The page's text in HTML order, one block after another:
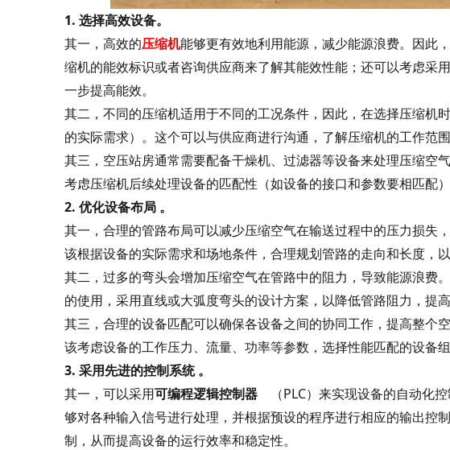
1. 选择高效设备。
其一，高效的压缩机能够更有效地利用能源，减少能源浪费。因此
缩机的能效标识或者咨询供应商来了解其能效性能；还可以考虑采用
一步提高能效。
其二，不同的压缩机适用于不同的工况条件，因此，在选择压缩机
的实际需求）。这个可以与供应商进行沟通，了解压缩机的工作范
其三，空压站房通常需要配备干燥机、过滤器等设备来处理压缩空
考虑压缩机后续处理设备的匹配性（如设备的接口和参数要相匹配
2. 优化设备布局 。
其一，合理的管路布局可以减少压缩空气在输送过程中的压力损失
该根据设备的实际需求和场地条件，合理规划管路的走向和长度，
其二，过多的弯头会增加压缩空气在管路中的阻力，导致能源浪费
的使用，采用直线或大弧度弯头的设计方案，以降低管路阻力，提高
其三，合理的设备匹配可以确保各设备之间的协同工作，提高整个
该考虑设备的工作压力、流量、功率等参数，选择性能匹配的设备
3. 采用先进的控制系统 。
其一，可以采用可编程逻辑控制器
（PLC）来实现设备的自动化
够对各种输入信号进行处理，并根据预设的程序进行相应的输出控
制，从而提高设备的运行效率和稳定性。